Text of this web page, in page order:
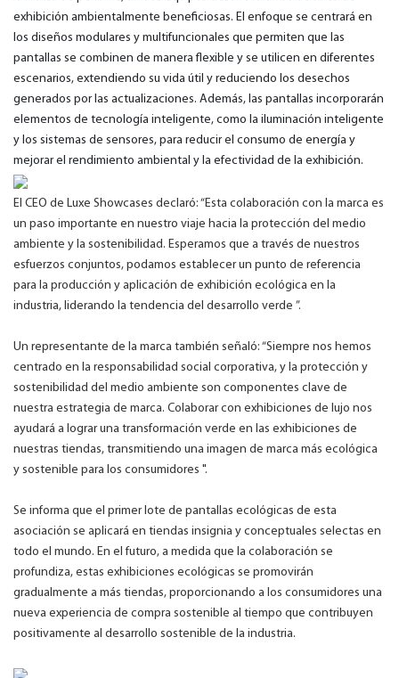
exhibición ambientalmente beneficiosas. El enfoque se centrará en
los diseños modulares y multifuncionales que permiten que las
pantallas se combinen de manera flexible y se utilicen en diferentes
escenarios, extendiendo su vida útil y reduciendo los desechos
generados por las actualizaciones. Además, las pantallas incorporarán
elementos de tecnología inteligente, como la iluminación inteligente
y los sistemas de sensores, para reducir el consumo de energía y
mejorar el rendimiento ambiental y la efectividad de la exhibición.
El CEO de Luxe Showcases declaró: “Esta colaboración con la marca es
un paso importante en nuestro viaje hacia la protección del medio
ambiente y la sostenibilidad. Esperamos que a través de nuestros
esfuerzos conjuntos, podamos establecer un punto de referencia
para la producción y aplicación de exhibición ecológica en la
industria, liderando la tendencia del desarrollo verde ”.
Un representante de la marca también señaló: “Siempre nos hemos
centrado en la responsabilidad social corporativa, y la protección y
sostenibilidad del medio ambiente son componentes clave de
nuestra estrategia de marca. Colaborar con exhibiciones de lujo nos
ayudará a lograr una transformación verde en las exhibiciones de
nuestras tiendas, transmitiendo una imagen de marca más ecológica
y sostenible para los consumidores ".
Se informa que el primer lote de pantallas ecológicas de esta
asociación se aplicará en tiendas insignia y conceptuales selectas en
todo el mundo. En el futuro, a medida que la colaboración se
profundiza, estas exhibiciones ecológicas se promovirán
gradualmente a más tiendas, proporcionando a los consumidores una
nueva experiencia de compra sostenible al tiempo que contribuyen
positivamente al desarrollo sostenible de la industria.